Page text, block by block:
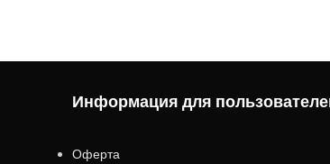
Информация для
Оферта